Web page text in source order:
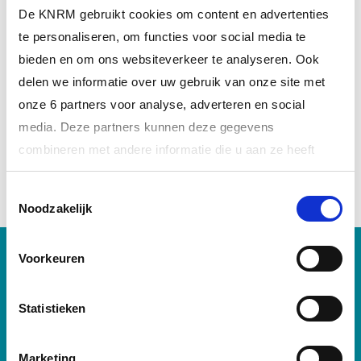
De KNRM gebruikt cookies om content en advertenties
te personaliseren, om functies voor social media te
bieden en om ons websiteverkeer te analyseren. Ook
delen we informatie over uw gebruik van onze site met
onze 6 partners voor analyse, adverteren en social
media. Deze partners kunnen deze gegevens
combineren met andere informatie die u aan ze heeft
verstrekt of die ze hebben verzameld op basis van uw
Via hetcookiestatement
op onze website kunt u uw
privacystatement
vindt u meer informatie over wie we
persoonlijke gegevens verwerken.
Noodzakelijk
Voorkeuren
Statistieken
Marketing
Met jouw steun redden wij levens.
DONEER NU
DEEL DIT BERICHT
BLIJF OP DE HOOGTE VAN
ONS REDDINGWERK &